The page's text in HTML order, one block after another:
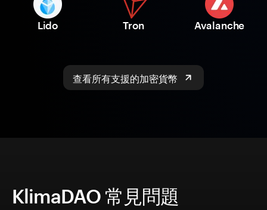
Lido Tron Avalanche
查看所有支援的加密貨幣
KlimaDAO 常見問題